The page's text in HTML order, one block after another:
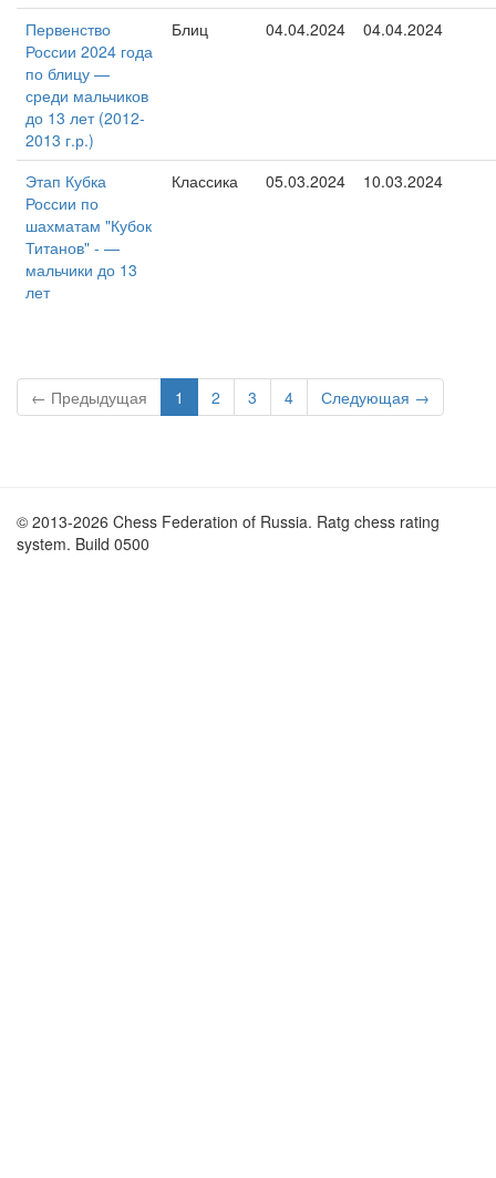
Первенство
России 2024 года
по блицу —
среди мальчиков
до 13 лет (2012-
2013 г.р.)
Блиц 04.04.2024 04.04.2024
Этап Кубка
России по
шахматам "Кубок
Титанов" - —
мальчики до 13
лет
Классика 05.03.2024 10.03.2024
← Предыдущая 1 2 3 4 Следующая →
© 2013-2026 Chess Federation of Russia. Ratg chess rating
system. Build 0500